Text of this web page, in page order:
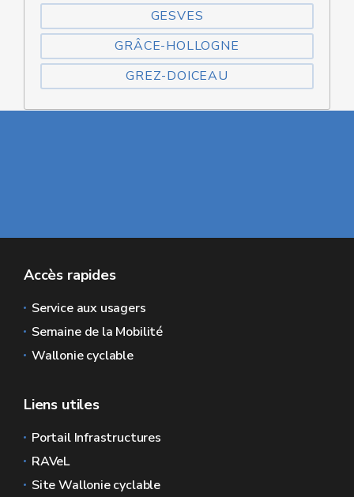
GESVES
GRÂCE-HOLLOGNE
GREZ-DOICEAU
Accès rapides
Service aux usagers
Semaine de la Mobilité
Wallonie cyclable
Liens utiles
Portail Infrastructures
RAVeL
Site Wallonie cyclable